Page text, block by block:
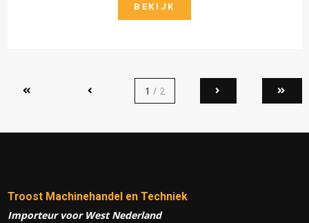
BEKIJK
1 / 2
Troost Machinehandel en Techniek
Importeur voor West Nederland